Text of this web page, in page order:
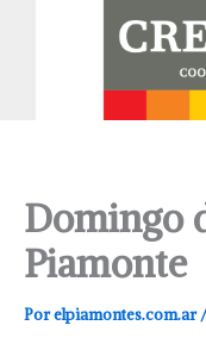
Domingo
Piamonte
Porelpiamontes.com.ar